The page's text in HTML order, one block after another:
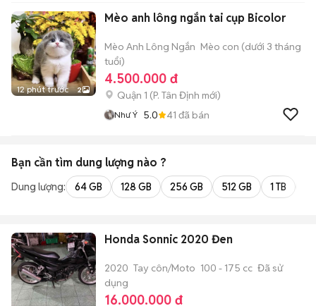
12 phút trước 2
Mèo anh lông ngắn tai cụp Bicolor
Mèo Anh Lông Ngắn Mèo con (dưới 3 tháng
tuổi)
4.500.000 đ
Quận 1 (P. Tân Định mới)
Như Ý 5.0 41 đã bán
Bạn cần tìm dung lượng nào ?
Dung lượng: 64 GB 128 GB 256 GB 512 GB 1 TB
Honda Sonnic 2020 Đen
2020 Tay côn/Moto 100 - 175 cc Đã sử
dụng
16.000.000 đ